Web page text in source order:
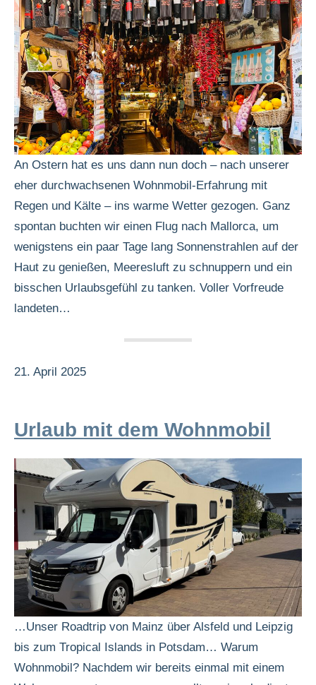
An Ostern hat es uns dann nun doch – nach unserer
eher durchwachsenen Wohnmobil-Erfahrung mit
Regen und Kälte – ins warme Wetter gezogen. Ganz
spontan buchten wir einen Flug nach Mallorca, um
wenigstens ein paar Tage lang Sonnenstrahlen auf der
Haut zu genießen, Meeresluft zu schnuppern und ein
bisschen Urlaubsgefühl zu tanken. Voller Vorfreude
landeten…
21. April 2025
Urlaub mit dem Wohnmobil
…Unser Roadtrip von Mainz über Alsfeld und Leipzig
bis zum Tropical Islands in Potsdam… Warum
Wohnmobil? Nachdem wir bereits einmal mit einem